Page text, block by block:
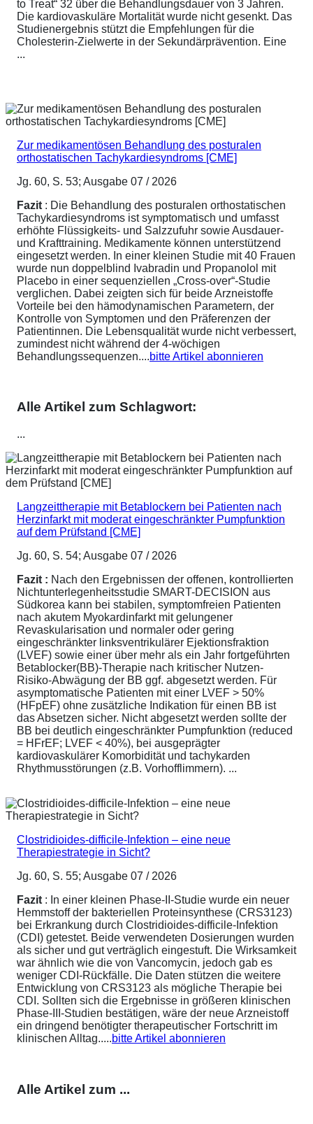
to Treat“ 32 über die Behandlungsdauer von 3 Jahren.
Die kardiovaskuläre Mortalität wurde nicht gesenkt. Das
Studienergebnis stützt die Empfehlungen für die
Cholesterin-Zielwerte in der Sekundärprävention. Eine
...
Zur medikamentösen Behandlung des posturalen
orthostatischen Tachykardiesyndroms [CME]
Jg. 60, S. 53; Ausgabe 07 / 2026
Fazit : Die Behandlung des posturalen orthostatischen
Tachykardiesyndroms ist symptomatisch und umfasst
erhöhte Flüssigkeits- und Salzzufuhr sowie Ausdauer-
und Krafttraining. Medikamente können unterstützend
eingesetzt werden. In einer kleinen Studie mit 40 Frauen
wurde nun doppelblind Ivabradin und Propanolol mit
Placebo in einer sequenziellen „Cross-over“-Studie
verglichen. Dabei zeigten sich für beide Arzneistoffe
Vorteile bei den hämodynamischen Parametern, der
Kontrolle von Symptomen und den Präferenzen der
Patientinnen. Die Lebensqualität wurde nicht verbessert,
zumindest nicht während der 4-wöchigen
Behandlungssequenzen....bitte Artikel abonnieren
Alle Artikel zum Schlagwort:
...
Langzeittherapie mit Betablockern bei Patienten nach
Herzinfarkt mit moderat eingeschränkter Pumpfunktion
auf dem Prüfstand [CME]
Jg. 60, S. 54; Ausgabe 07 / 2026
Fazit : Nach den Ergebnissen der offenen, kontrollierten
Nichtunterlegenheitsstudie SMART-DECISION aus
Südkorea kann bei stabilen, symptomfreien Patienten
nach akutem Myokardinfarkt mit gelungener
Revaskularisation und normaler oder gering
eingeschränkter linksventrikulärer Ejektionsfraktion
(LVEF) sowie einer über mehr als ein Jahr fortgeführten
Betablocker(BB)-Therapie nach kritischer Nutzen-
Risiko-Abwägung der BB ggf. abgesetzt werden. Für
asymptomatische Patienten mit einer LVEF > 50%
(HFpEF) ohne zusätzliche Indikation für einen BB ist
das Absetzen sicher. Nicht abgesetzt werden sollte der
BB bei deutlich eingeschränkter Pumpfunktion (reduced
= HFrEF; LVEF < 40%), bei ausgeprägter
kardiovaskulärer Komorbidität und tachykarden
Rhythmusstörungen (z.B. Vorhofflimmern). ...
Clostridioides-difficile-Infektion – eine neue
Therapiestrategie in Sicht?
Jg. 60, S. 55; Ausgabe 07 / 2026
Fazit : In einer kleinen Phase-II-Studie wurde ein neuer
Hemmstoff der bakteriellen Proteinsynthese (CRS3123)
bei Erkrankung durch Clostridioides-difficile-Infektion
(CDI) getestet. Beide verwendeten Dosierungen wurden
als sicher und gut verträglich eingestuft. Die Wirksamkeit
war ähnlich wie die von Vancomycin, jedoch gab es
weniger CDI-Rückfälle. Die Daten stützen die weitere
Entwicklung von CRS3123 als mögliche Therapie bei
CDI. Sollten sich die Ergebnisse in größeren klinischen
Phase-III-Studien bestätigen, wäre der neue Arzneistoff
ein dringend benötigter therapeutischer Fortschritt im
klinischen Alltag.....bitte Artikel abonnieren
Alle Artikel zum ...